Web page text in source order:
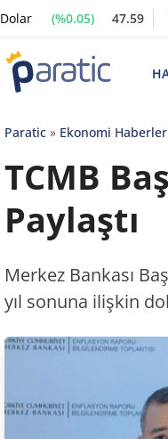
Dolar (%0.05) 47.59
Paratic» Ekonomi
TCMB
Paylaştı
Merkez Bankası
yıl sonuna ilişkin